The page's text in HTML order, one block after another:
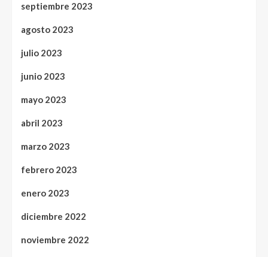
septiembre 2023
agosto 2023
julio 2023
junio 2023
mayo 2023
abril 2023
marzo 2023
febrero 2023
enero 2023
diciembre 2022
noviembre 2022